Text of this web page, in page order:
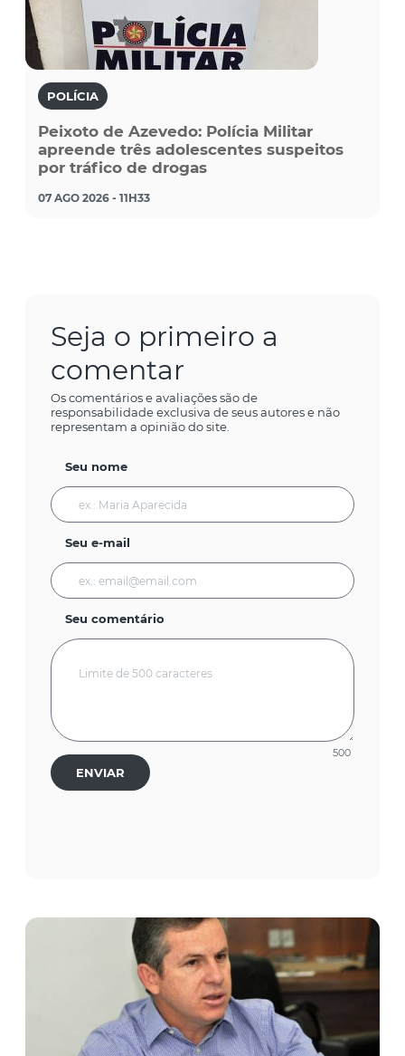
POLÍCIA
Peixoto de Azevedo: Polícia Militar
apreende três adolescentes suspeitos
por tráfico de drogas
07 AGO 2026 - 11H33
Seja o primeiro a
comentar
Os comentários e avaliações são de
responsabilidade exclusiva de seus autores e não
representam a opinião do site.
Seu nome
Seu e-mail
Seu comentário
500
ENVIAR